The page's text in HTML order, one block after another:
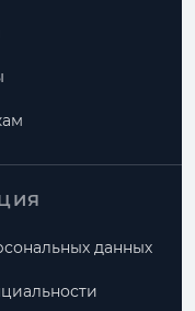
данных